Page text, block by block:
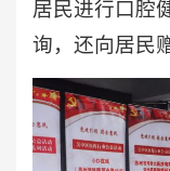
居民进行口腔
询，还向居民